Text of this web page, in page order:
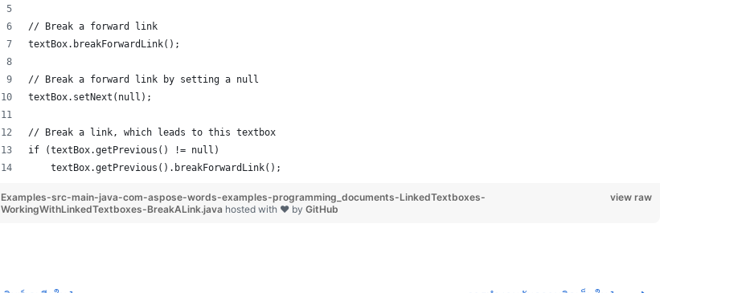
// Break a forward link
textBox.breakForwardLink();
// Break a forward link by setting a null
textBox.setNext(null);
// Break a link, which leads to this textbox
if (textBox.getPrevious() != null)
    textBox.getPrevious().breakForwardLink();
view raw
Examples-src-main-java-com-aspose-words-examples-programming_documents-LinkedTextboxes-
WorkingWithLinkedTextboxes-BreakALink.java hosted with ❤ by GitHub